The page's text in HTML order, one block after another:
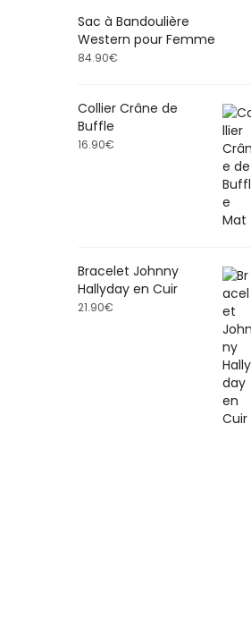
Sac à Bandoulière
Western pour Femme
84.90€
Collier Crâne de
Buffle
16.90€
Bracelet Johnny
Hallyday en Cuir
21.90€